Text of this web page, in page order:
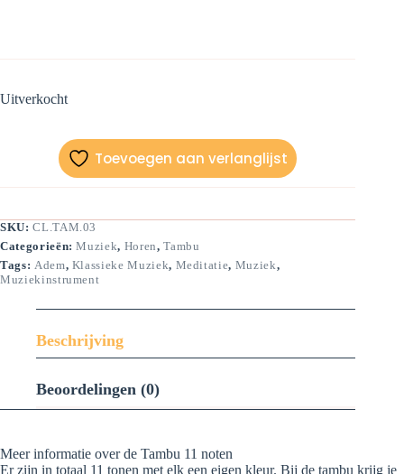
Uitverkocht
Toevoegen aan verlanglijst
SKU:CL.TAM.03
Categorieën:Muziek, Horen,Tambu
Tags: Adem, Klassieke Muziek, Meditatie, Muziek,
Muziekinstrument
Beschrijving
Beoordelingen (0)
Meer informatie over de Tambu 11 noten
Er zijn in totaal 11 tonen met elk een eigen kleur. Bij de tambu krijg je